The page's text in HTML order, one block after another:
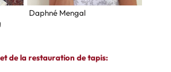
Daphné Mengal
de la restauration de tapis: